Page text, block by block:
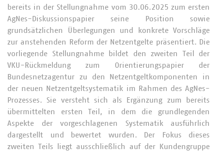
bereits in der Stellungnahme vom 30.06.2025 zum ersten
AgNes-Diskussionspapier seine Position sowie
grundsätzlichen Überlegungen und konkrete Vorschläge
zur anstehenden Reform der Netzentgelte präsentiert. Die
vorliegende Stellungnahme bildet den zweiten Teil der
VKU-Rückmeldung zum Orientierungspapier der
Bundesnetzagentur zu den Netzentgeltkomponenten in
der neuen Netzentgeltsystematik im Rahmen des AgNes-
Prozesses. Sie versteht sich als Ergänzung zum bereits
übermittelten ersten Teil, in dem die grundlegenden
Aspekte der vorgeschlagenen Systematik ausführlich
dargestellt und bewertet wurden. Der Fokus dieses
zweiten Teils liegt ausschließlich auf der Kundengruppe